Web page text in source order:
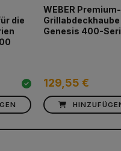
die
WEBER Premium-
Grillabdeckhaube
Genesis 400-
129,55 €